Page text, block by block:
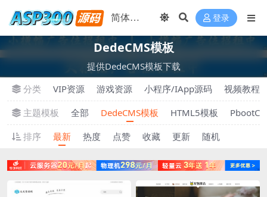
登录
DedeCMS模板
提供DedeCMS模板下载
分类
VIP资源 游戏资源 小程序/IApp源码
视频教程
主题模板
全部 DedeCMS模板 HTML5模板
排序
最新 热度 点赞 收藏 更新 随机